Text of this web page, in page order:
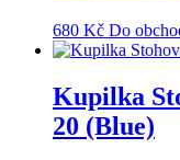
680 Kč Do
Kupilka
20 (Blue)